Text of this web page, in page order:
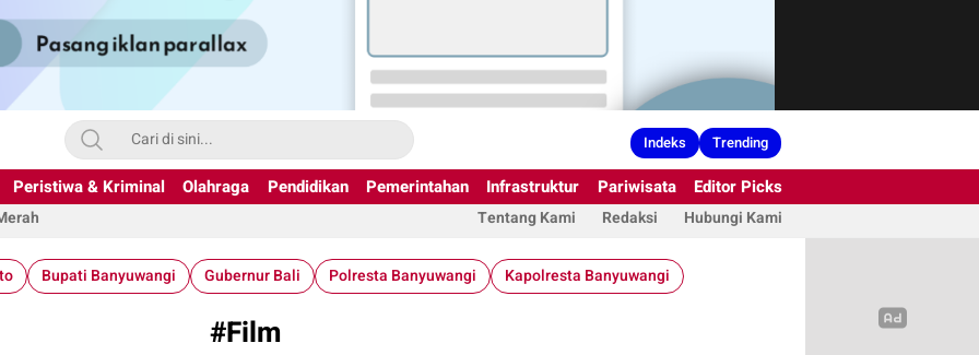
Indeks Trending
Peristiwa & Kriminal Olahraga Pendidikan Pemerintahan Infrastruktur Pariwisata Editor Picks
Tentang Kami Redaksi Hubungi Kami
Bupati Banyuwangi Gubernur Bali Polresta Banyuwangi Kapolresta Banyuwangi
#Film